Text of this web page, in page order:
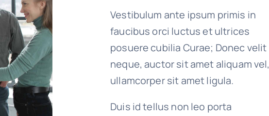
Vestibulum ante ipsum primis in
faucibus orci luctus et ultrices
posuere cubilia Curae; Donec velit
neque, auctor sit amet aliquam vel,
ullamcorper sit amet ligula.
Duis id tellus non leo porta